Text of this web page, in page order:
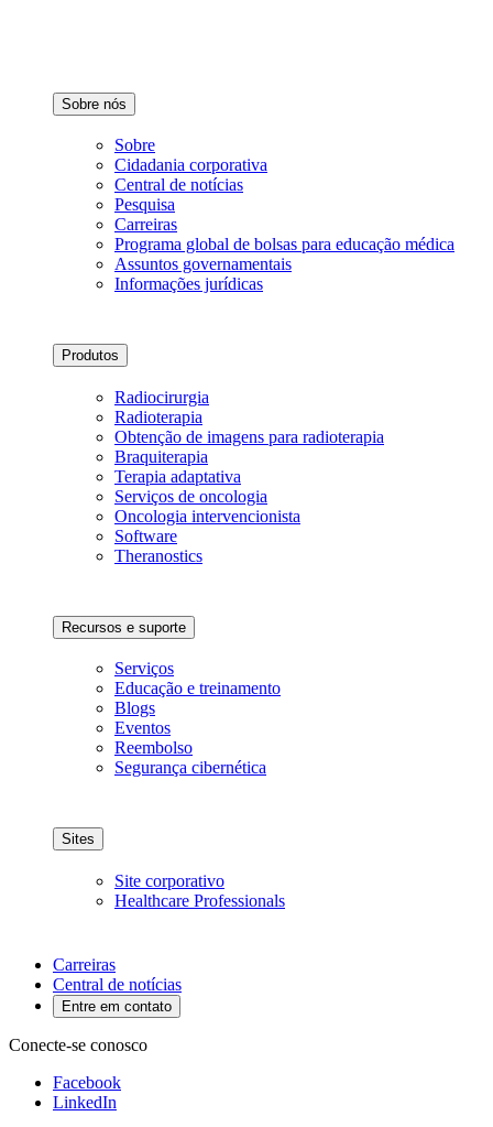
Sobre nós
Sobre
Cidadania corporativa
Central de notícias
Pesquisa
Carreiras
Programa global de bolsas para educação médica
Assuntos governamentais
Informações jurídicas
Produtos
Radiocirurgia
Radioterapia
Obtenção de imagens para radioterapia
Braquiterapia
Terapia adaptativa
Serviços de oncologia
Oncologia intervencionista
Software
Theranostics
Recursos e suporte
Serviços
Educação e treinamento
Blogs
Eventos
Reembolso
Segurança cibernética
Sites
Site corporativo
Healthcare Professionals
Carreiras
Central de notícias
Entre em contato
Conecte-se conosco
Facebook
LinkedIn